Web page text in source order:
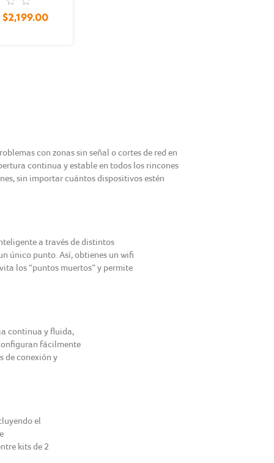
$2,199.00
con zonas sin señal o cortes de red en
continua y estable en todos los rincones
sin importar cuántos dispositivos estén
a través de distintos
único punto. Así, obtienes un wifi
los “puntos muertos” y permite
continua y fluida,
fácilmente
de conexión y
el
kits de 2